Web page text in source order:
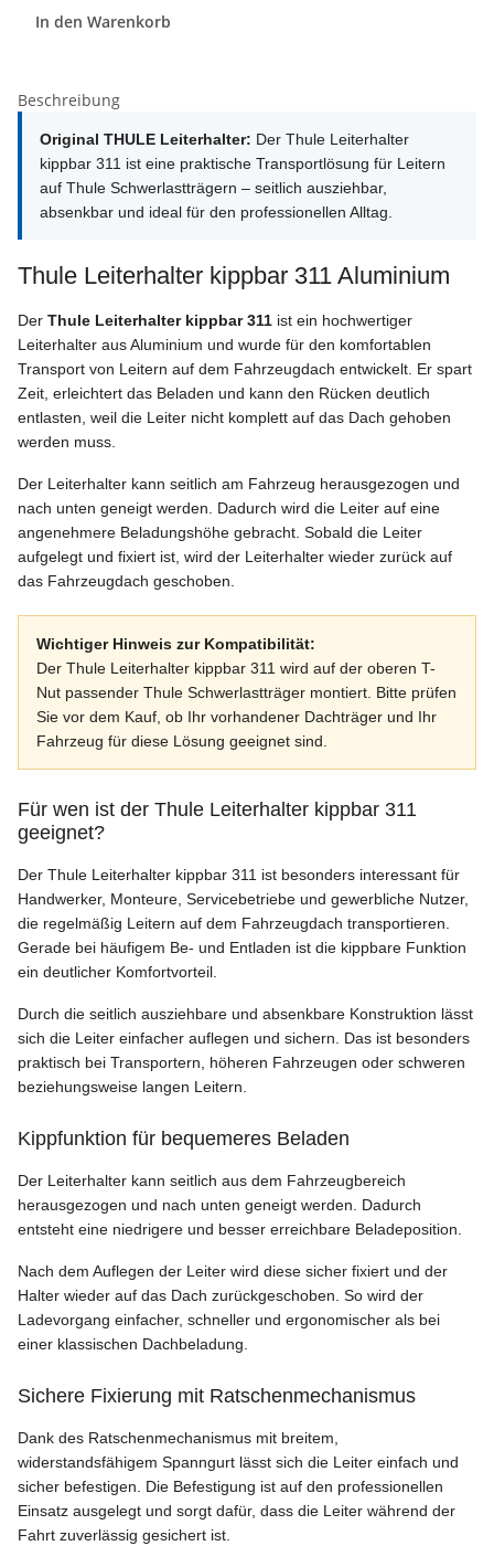
In den Warenkorb
Beschreibung
Original THULE Leiterhalter: Der Thule Leiterhalter
kippbar 311 ist eine praktische Transportlösung für Leitern
auf Thule Schwerlastträgern – seitlich ausziehbar,
absenkbar und ideal für den professionellen Alltag.
Thule Leiterhalter kippbar 311 Aluminium
Der Thule Leiterhalter kippbar 311 ist ein hochwertiger
Leiterhalter aus Aluminium und wurde für den komfortablen
Transport von Leitern auf dem Fahrzeugdach entwickelt. Er spart
Zeit, erleichtert das Beladen und kann den Rücken deutlich
entlasten, weil die Leiter nicht komplett auf das Dach gehoben
werden muss.
Der Leiterhalter kann seitlich am Fahrzeug herausgezogen und
nach unten geneigt werden. Dadurch wird die Leiter auf eine
angenehmere Beladungshöhe gebracht. Sobald die Leiter
aufgelegt und fixiert ist, wird der Leiterhalter wieder zurück auf
das Fahrzeugdach geschoben.
Wichtiger Hinweis zur Kompatibilität:
Der Thule Leiterhalter kippbar 311 wird auf der oberen T-
Nut passender Thule Schwerlastträger montiert. Bitte prüfen
Sie vor dem Kauf, ob Ihr vorhandener Dachträger und Ihr
Fahrzeug für diese Lösung geeignet sind.
Für wen ist der Thule Leiterhalter kippbar 311
geeignet?
Der Thule Leiterhalter kippbar 311 ist besonders interessant für
Handwerker, Monteure, Servicebetriebe und gewerbliche Nutzer,
die regelmäßig Leitern auf dem Fahrzeugdach transportieren.
Gerade bei häufigem Be- und Entladen ist die kippbare Funktion
ein deutlicher Komfortvorteil.
Durch die seitlich ausziehbare und absenkbare Konstruktion lässt
sich die Leiter einfacher auflegen und sichern. Das ist besonders
praktisch bei Transportern, höheren Fahrzeugen oder schweren
beziehungsweise langen Leitern.
Kippfunktion für bequemeres Beladen
Der Leiterhalter kann seitlich aus dem Fahrzeugbereich
herausgezogen und nach unten geneigt werden. Dadurch
entsteht eine niedrigere und besser erreichbare Beladeposition.
Nach dem Auflegen der Leiter wird diese sicher fixiert und der
Halter wieder auf das Dach zurückgeschoben. So wird der
Ladevorgang einfacher, schneller und ergonomischer als bei
einer klassischen Dachbeladung.
Sichere Fixierung mit Ratschenmechanismus
Dank des Ratschenmechanismus mit breitem,
widerstandsfähigem Spanngurt lässt sich die Leiter einfach und
sicher befestigen. Die Befestigung ist auf den professionellen
Einsatz ausgelegt und sorgt dafür, dass die Leiter während der
Fahrt zuverlässig gesichert ist.